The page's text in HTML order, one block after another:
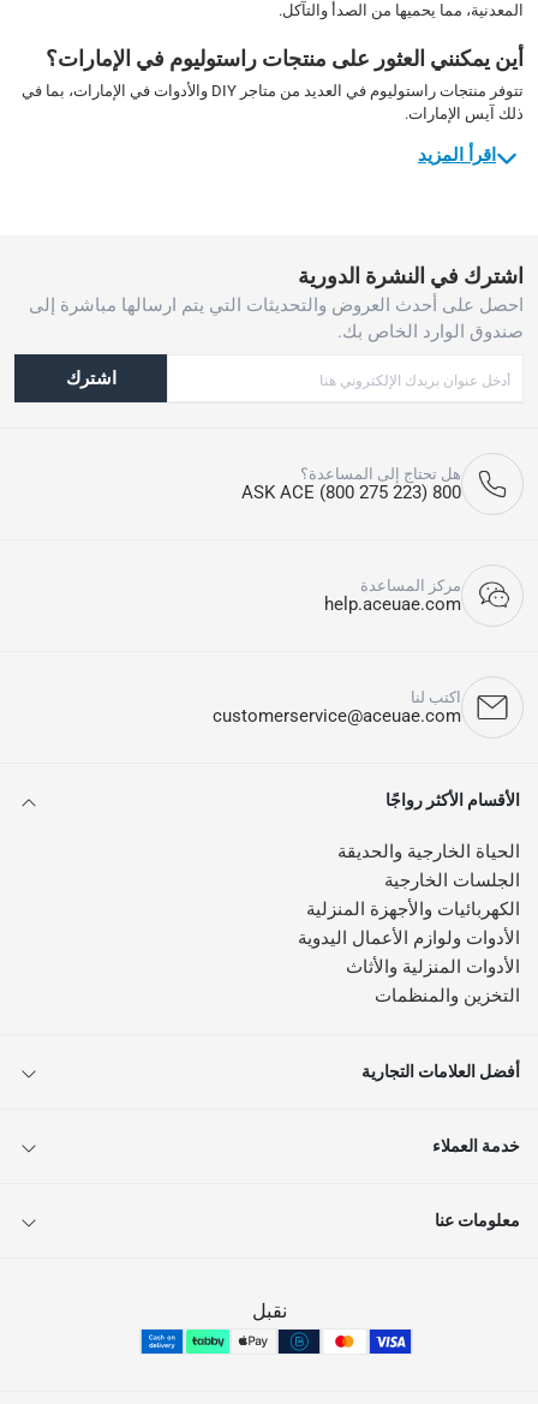
المعدنية، مما يحميها من الصدأ والتآكل.
أين يمكنني العثور على منتجات راستوليوم في الإمارات؟
تتوفر منتجات راستوليوم في العديد من متاجر DIY والأدوات في الإمارات، بما في
ذلك آيس الإمارات.
اقرأ المزيد
اشترك في النشرة الدورية
احصل على أحدث العروض والتحديثات التي يتم ارسالها مباشرة إلى
صندوق الوارد الخاص بك.
اشترك
هل تحتاج إلى المساعدة؟
800 ASK ACE (800 275 223)
مركز المساعدة
help.aceuae.com
اكتب لنا
customerservice@aceuae.com
الأقسام الأكثر رواجًا
الحياة الخارجية والحديقة
الجلسات الخارجية
الكهربائيات والأجهزة المنزلية
الأدوات ولوازم الأعمال اليدوية
الأدوات المنزلية والأثاث
التخزين والمنظمات
أفضل العلامات التجارية
خدمة العملاء
معلومات عنا
نقبل